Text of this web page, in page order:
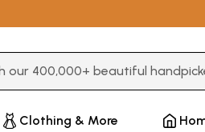
Clothing & More